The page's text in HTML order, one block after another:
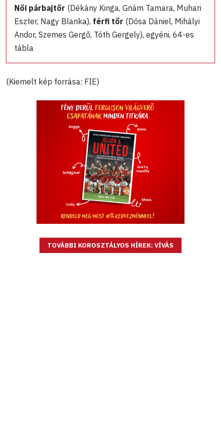
Női párbajtőr (Dékány Kinga, Gnám Tamara, Muhari
Eszter, Nagy Blanka), férfi tőr (Dósa Dániel, Mihályi
Andor, Szemes Gergő, Tóth Gergely), egyéni, 64-es
tábla
(Kiemelt kép forrása: FIE)
TOVÁBBI KOROSZTÁLYOS HÍREK: VÍVÁS